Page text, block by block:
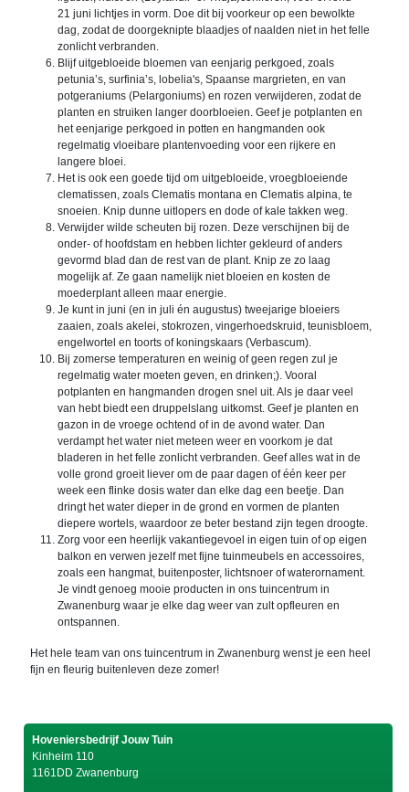
21 juni lichtjes in vorm. Doe dit bij voorkeur op een bewolkte
dag, zodat de doorgeknipte blaadjes of naalden niet in het felle
zonlicht verbranden.
Blijf uitgebloeide bloemen van eenjarig perkgoed, zoals
petunia’s, surfinia’s, lobelia's, Spaanse margrieten, en van
potgeraniums (Pelargoniums) en rozen verwijderen, zodat de
planten en struiken langer doorbloeien. Geef je potplanten en
het eenjarige perkgoed in potten en hangmanden ook
regelmatig vloeibare plantenvoeding voor een rijkere en
langere bloei.
Het is ook een goede tijd om uitgebloeide, vroegbloeiende
clematissen, zoals Clematis montana en Clematis alpina, te
snoeien. Knip dunne uitlopers en dode of kale takken weg.
Verwijder wilde scheuten bij rozen. Deze verschijnen bij de
onder- of hoofdstam en hebben lichter gekleurd of anders
gevormd blad dan de rest van de plant. Knip ze zo laag
mogelijk af. Ze gaan namelijk niet bloeien en kosten de
moederplant alleen maar energie.
Je kunt in juni (en in juli én augustus) tweejarige bloeiers
zaaien, zoals akelei, stokrozen, vingerhoedskruid, teunisbloem,
engelwortel en toorts of koningskaars (Verbascum).
Bij zomerse temperaturen en weinig of geen regen zul je
regelmatig water moeten geven, en drinken;). Vooral
potplanten en hangmanden drogen snel uit. Als je daar veel
van hebt biedt een druppelslang uitkomst. Geef je planten en
gazon in de vroege ochtend of in de avond water. Dan
verdampt het water niet meteen weer en voorkom je dat
bladeren in het felle zonlicht verbranden. Geef alles wat in de
volle grond groeit liever om de paar dagen of één keer per
week een flinke dosis water dan elke dag een beetje. Dan
dringt het water dieper in de grond en vormen de planten
diepere wortels, waardoor ze beter bestand zijn tegen droogte.
Zorg voor een heerlijk vakantiegevoel in eigen tuin of op eigen
balkon en verwen jezelf met fijne tuinmeubels en accessoires,
zoals een hangmat, buitenposter, lichtsnoer of waterornament.
Je vindt genoeg mooie producten in ons tuincentrum in
Zwanenburg waar je elke dag weer van zult opfleuren en
ontspannen.
Het hele team van ons tuincentrum in Zwanenburg wenst je een heel
fijn en fleurig buitenleven deze zomer!
Hoveniersbedrijf Jouw Tuin
Kinheim 110
1161DD Zwanenburg